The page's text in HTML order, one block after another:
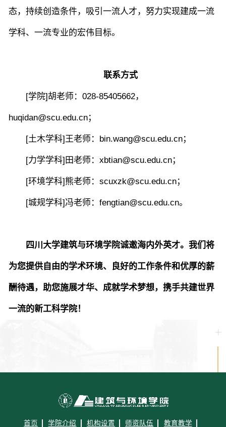
态，持续创造条件，吸引一流人才，努力实现建成一流
学科、一流专业的宏伟目标。
联系方式
[学院]胡老师：028-85405662，
huqidan@scu.edu.cn；
[土木学科]王老师：bin.wang@scu.edu.cn；
[力学学科]田老师：xbtian@scu.edu.cn；
[环境学科]熊老师：scuxzk@scu.edu.cn；
[城规学科]冯老师：fengtian@scu.edu.cn。
四川大学建筑与环境学院诚邀海内外英才。我们将
为您提供自由的学术环境、良好的工作条件和优厚的薪
酬待遇，助您施展才华、成就学术梦想，携手共建世界
一流的新工科学院！
首页 学院介绍 机构设置 师资队伍 教育教学